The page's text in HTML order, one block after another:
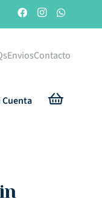
EnviosContacto
Cuenta